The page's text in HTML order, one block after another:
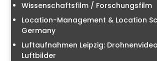
Wissenschaftsfilm / Forschungsfilm
Location-Management & Location
Germany
Luftaufnahmen Leipzig:
Luftbilder